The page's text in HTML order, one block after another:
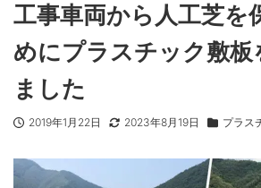
工事車両から人工芝を
めにプラスチック敷板
ました
投稿日
2019年1月22日
更新日
2023年8月19日
商品
プラス